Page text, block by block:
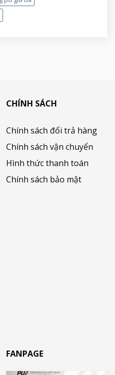
CHÍNH SÁCH
Chính sách đổi trả hàng
Chính sách vận chuyển
Hình thức thanh toán
Chính sách bảo mật
FANPAGE